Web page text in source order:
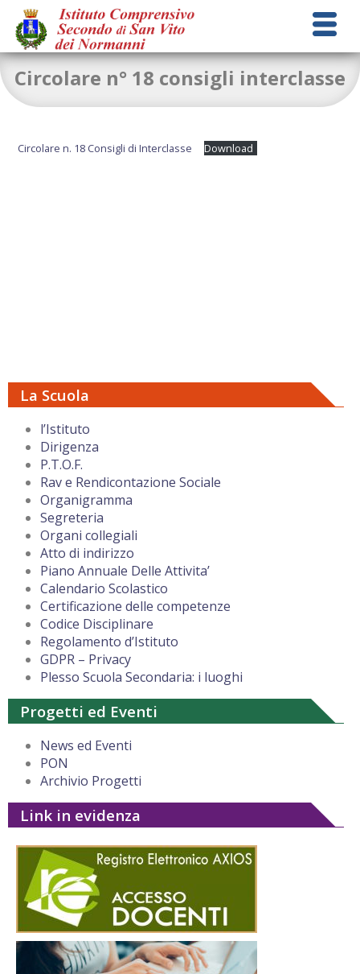
La Scuola
l’Istituto
Dirigenza
P.T.O.F.
Rav e Rendicontazione Sociale
Organigramma
Segreteria
Organi collegiali
Atto di indirizzo
Piano Annuale Delle Attivita’
Calendario Scolastico
Certificazione delle competenze
Codice Disciplinare
Regolamento d’Istituto
GDPR – Privacy
Plesso Scuola Secondaria: i luoghi
Progetti ed Eventi
News ed Eventi
PON
Archivio Progetti
Link in evidenza
Circolare n° 18 consigli interclasse
Circolare n. 18 Consigli di Interclasse Download